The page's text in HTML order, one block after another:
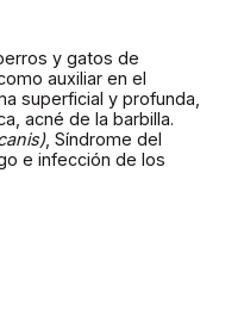
y gatos de
auxiliar en el
superficial y profunda,
acné de la barbilla.
, Síndrome del
e infección de los